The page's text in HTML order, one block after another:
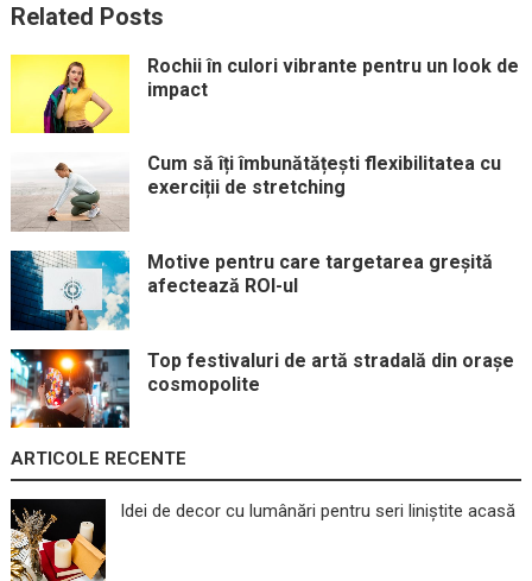
Related Posts
Rochii în culori vibrante pentru un look de
impact
Cum să îți îmbunătățești flexibilitatea cu
exerciții de stretching
Motive pentru care targetarea greșită
afectează ROI-ul
Top festivaluri de artă stradală din orașe
cosmopolite
ARTICOLE RECENTE
Idei de decor cu lumânări pentru seri liniștite acasă